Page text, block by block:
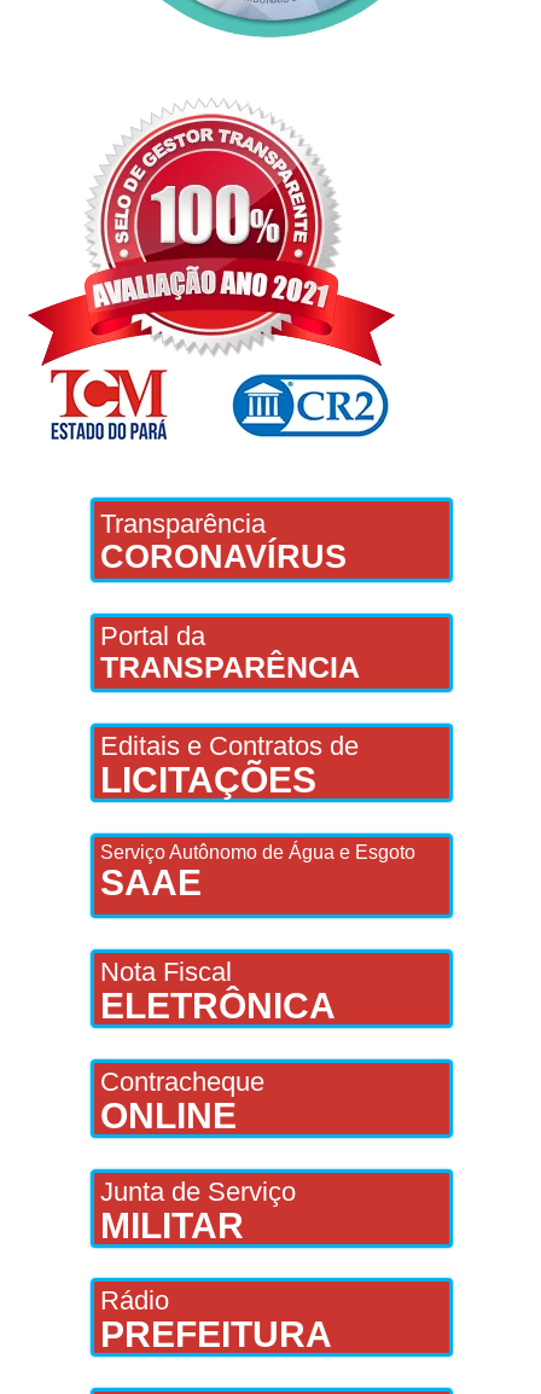
Transparência
CORONAVÍRUS
Portal da
TRANSPARÊNCIA
Editais e Contratos de
LICITAÇÕES
Serviço Autônomo de Água e Esgoto
SAAE
Nota Fiscal
ELETRÔNICA
Contracheque
ONLINE
Junta de Serviço
MILITAR
Rádio
PREFEITURA